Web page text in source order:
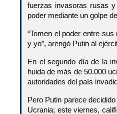
fuerzas invasoras rusas
poder mediante un golpe
“Tomen el poder entre
y yo”, arengó Putin al
En el segundo día de la
huida de más de 50.000
autoridades del país
Pero Putin parece
Ucrania; este viernes,